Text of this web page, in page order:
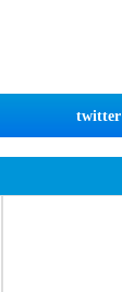
twitter